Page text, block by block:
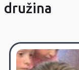
družina